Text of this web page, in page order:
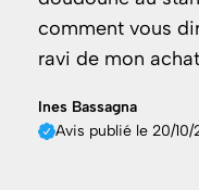
vous dire que
de mon achat !
Bassagna
publié le 20/10/25